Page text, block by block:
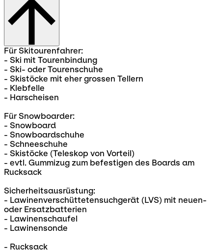
Für Skitourenfahrer:
- Ski mit Tourenbindung
- Ski- oder Tourenschuhe
- Skistöcke mit eher grossen Tellern
- Klebfelle
- Harscheisen
Für Snowboarder:
- Snowboard
- Snowboardschuhe
- Schneeschuhe
- Skistöcke (Teleskop von Vorteil)
- evtl. Gummizug zum befestigen des Boards am
Rucksack
Sicherheitsausrüstung:
- Lawinenverschüttetensuchgerät (LVS) mit neuen-
oder Ersatzbatterien
- Lawinenschaufel
- Lawinensonde
- Rucksack